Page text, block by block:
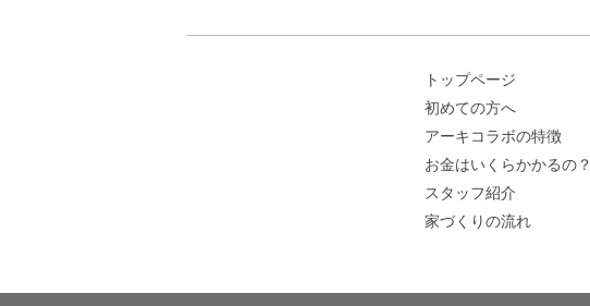
トップページ
初めての方へ
アーキコラボの特徴
お金はいくらかかるの？
スタッフ紹介
家づくりの流れ